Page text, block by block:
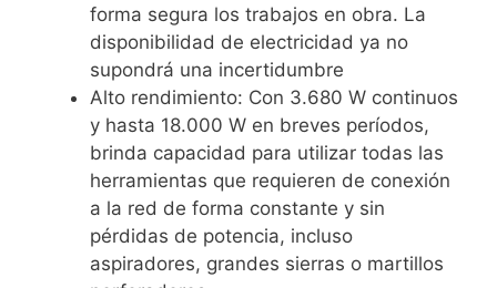
forma segura los trabajos en obra. La
disponibilidad de electricidad ya no
supondrá una incertidumbre
Alto rendimiento: Con 3.680 W continuos
y hasta 18.000 W en breves períodos,
brinda capacidad para utilizar todas las
herramientas que requieren de conexión
a la red de forma constante y sin
pérdidas de potencia, incluso
aspiradores, grandes sierras o martillos